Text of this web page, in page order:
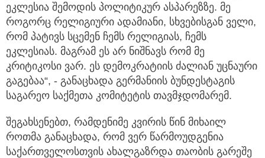
ეკლესია შემოდის პოლიტიკურ ასპარეზზე. მე
როგორც რელიგიური ადამიანი, სხვებისგან ველი,
რომ პატივს სცემენ ჩემს რელიგიას, ჩემს
ეკლესიას. მაგრამ ეს არ ნიშნავს რომ მე
კრიტიკოსი ვარ. ეს დემოკრატიის ძალიან უცნაური
გაგებაა“, - განაცხადა გერმანიის ბუნდესტაგის
საგარეო საქმეთა კომიტეტის თავმჯდომარემ.
შეგახსენებთ, რამდენიმე კვირის წინ მიხაილ
როთმა განაცხადა, რომ ვერ წარმოუდგენია
საქართველოსთვის ახალგაზრდა თაობის გარეშე